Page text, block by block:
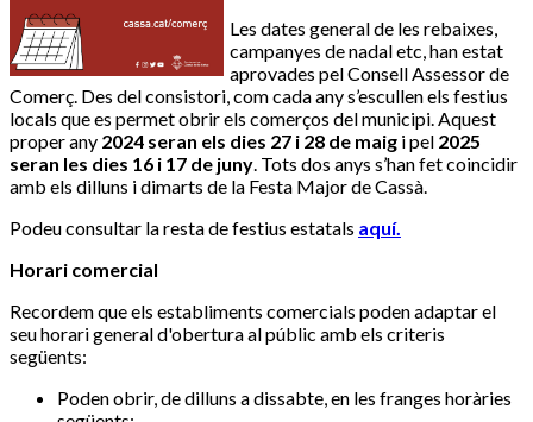
Les dates general de les rebaixes,
campanyes de nadal etc, han estat
aprovades pel Consell Assessor de
Comerç. Des del consistori, com cada any s’escullen els festius
locals que es permet obrir els comerços del municipi. Aquest
proper any 2024 seran els dies 27 i 28 de maig i pel 2025
seran les dies 16 i 17 de juny. Tots dos anys s’han fet coincidir
amb els dilluns i dimarts de la Festa Major de Cassà.
Podeu consultar la resta de festius estatals aquí.
Horari comercial
Recordem que els establiments comercials poden adaptar el
seu horari general d'obertura al públic amb els criteris
següents:
Poden obrir, de dilluns a dissabte, en les franges horàries